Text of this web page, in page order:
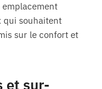
emplacement
qui souhaitent
sur le confort et
et sur-